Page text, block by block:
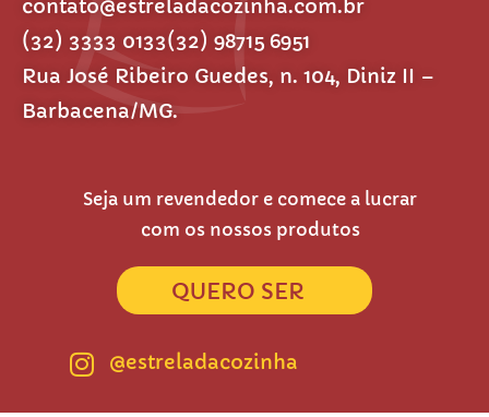
contato@estreladacozinha.com.br
(32) 3333 0133(32) 98715 6951
Rua José Ribeiro Guedes, n. 104, Diniz II –
Barbacena/MG.
Seja um revendedor e comece a lucrar
com os nossos produtos
QUERO SER
@estreladacozinha